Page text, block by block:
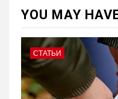
YOU MAY
СТАТЬИ